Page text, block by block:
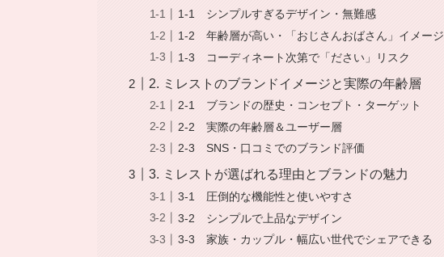
1-1 シンプルすぎるデザイン・無難感
1-2 年齢層が高い・「おじさんおばさん」イメージ
1-3 コーディネート次第で「ださい」リスク
2. ミレストのブランドイメージと実際の年齢層
2-1 ブランドの歴史・コンセプト・ターゲット
2-2 実際の年齢層＆ユーザー層
2-3 SNS・口コミでのブランド評価
3. ミレストが選ばれる理由とブランドの魅力
3-1 圧倒的な機能性と使いやすさ
3-2 シンプルで上品なデザイン
3-3 家族・カップル・幅広い世代でシェアできる